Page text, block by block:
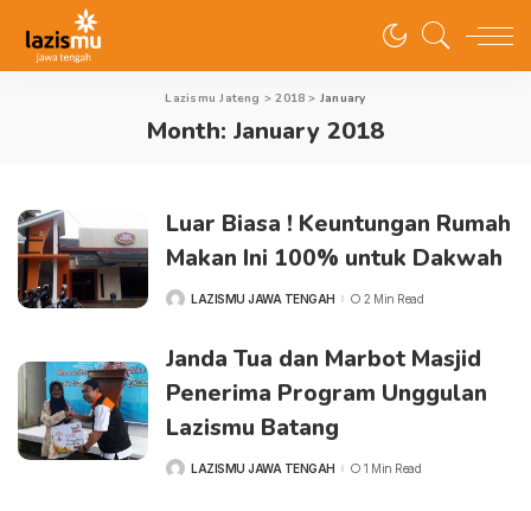
Lazismu Jateng >2018 > January
Month: January 2018
Luar Biasa ! Keuntungan Rumah
Makan Ini 100% untuk Dakwah
POSTEDLAZISMU JAWA TENGAH 2 Min Read
Janda Tua dan Marbot Masjid
Penerima Program Unggulan
Lazismu Batang
POSTEDLAZISMU JAWA TENGAH 1 Min Read